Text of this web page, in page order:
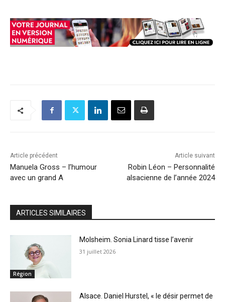
Article précédent
Manuela Gross – l’humour
avec un grand A
Article suivant
Robin Léon – Personnalité
alsacienne de l’année 2024
ARTICLES SIMILAIRES
Région
Molsheim. Sonia Linard tisse l’avenir
31 juillet 2026
Alsace. Daniel Hurstel, « le désir permet de